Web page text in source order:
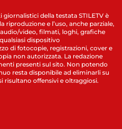
della testata STILETV è
riproduzione e l’uso, anche parziale,
video, filmati, loghi, grafiche
dispositivo
di fotocopie, registrazioni, cover e
non autorizzata. La redazione
presenti sul sito. Non potendo
resta disponibile ad eliminarli su
risultano offensivi e oltraggiosi.